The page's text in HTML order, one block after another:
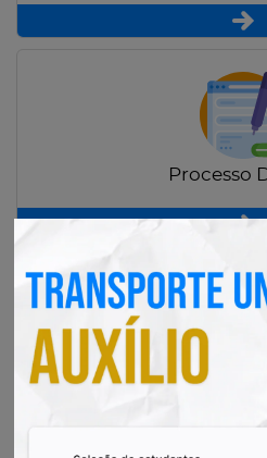
Processo
Radar